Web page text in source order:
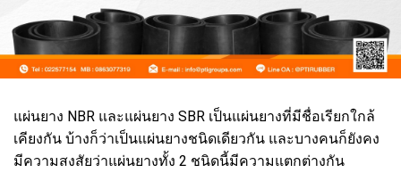
แผ่นยาง NBR และแผ่นยาง SBR เป็นแผ่นยางที่มีชื่อเรียกใกล้
เคียงกัน บ้างก็ว่าเป็นแผ่นยางชนิดเดียวกัน และบางคนก็ยังคง
มีความสงสัยว่าแผ่นยางทั้ง 2 ชนิดนี้มีความแตกต่างกัน